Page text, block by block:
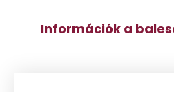
Információk a